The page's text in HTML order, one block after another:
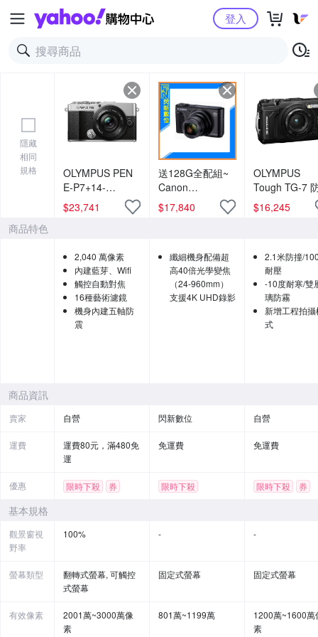
Yahoo購物中心登入
隱藏
相同
規格
OLYMPUS PEN
E-P7+14-
42mmF3.5-5.6
鏡頭組 (公司貨)
$23,741
送128G全配組~
Canon
PowerShot
SX740 HS 40倍
貨)
$17,840
OLYMPUS
Tough TG-7
相機 公司貨
$16,245
商品特色
2,040 萬像素
內建藍芽、Wifi
觸控自動對焦
16種藝術濾鏡
機身內建五軸防
震
纖細機身配備超
高40倍光學變焦
（24-960mm）
支援4K UHD錄影
2.1米防撞/
耐壓
-10度耐寒/雙
璃防霧
新增工程拍攝
式
商品資訊
賣家 自營 閃新數位 自營
運費
運費80元，滿480免
運
免運費 免運費
優惠 限時下殺 券 限時下殺 限時下殺 券
基本規格
觀景窗視
野率
100% - -
螢幕類型
翻轉式螢幕, 可觸控
式螢幕
固定式螢幕 固定式螢幕
有效像素
2001萬~3000萬像
素
801萬~1199萬
1200萬~1600萬
素